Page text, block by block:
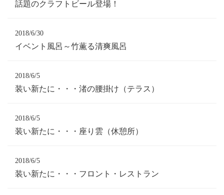
話題のクラフトビール登場！
2018/6/30
イベント風呂～竹薫る清爽風呂
2018/6/5
装い新たに・・・渚の腰掛け（テラス）
2018/6/5
装い新たに・・・座り雲（休憩所）
2018/6/5
装い新たに・・・フロント・レストラン